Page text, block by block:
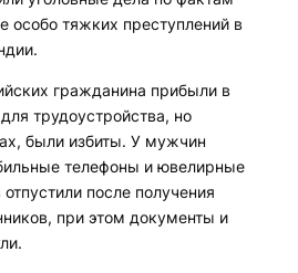
особо тяжких преступлений в
гражданина прибыли в
трудоустройства, но
были избиты. У мужчин
телефоны и ювелирные
после получения
при этом документы и